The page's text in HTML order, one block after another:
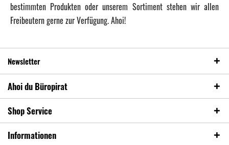
bestimmten Produkten oder unserem Sortiment stehen wir allen
Freibeutern gerne zur Verfügung. Ahoi!
Newsletter
Ahoi du Büropirat
Shop Service
Informationen